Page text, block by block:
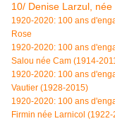
10/ Denise Larzul,
1920-2020: 100 ans
Rose
1920-2020: 100 ans
Salou née Cam (1914-
1920-2020: 100 ans
Vautier (1928-2015)
1920-2020: 100 ans
Firmin née Larnicol